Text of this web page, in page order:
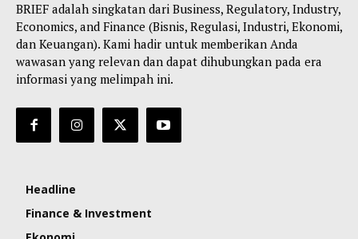
BRIEF adalah singkatan dari Business, Regulatory, Industry,
Economics, and Finance (Bisnis, Regulasi, Industri, Ekonomi,
dan Keuangan). Kami hadir untuk memberikan Anda
wawasan yang relevan dan dapat dihubungkan pada era
informasi yang melimpah ini.
Headline
Finance & Investment